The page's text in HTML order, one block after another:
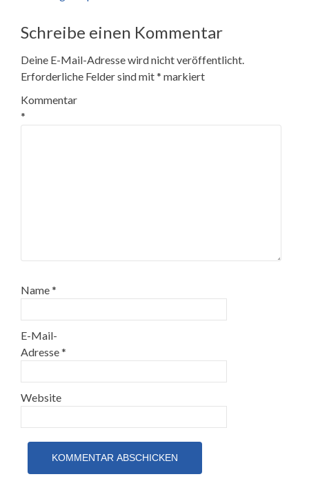
Schreibe einen Kommentar
Deine E-Mail-Adresse wird nicht veröffentlicht.
Erforderliche Felder sind mit* markiert
Kommentar
*
Name*
E-Mail-
Adresse*
Website